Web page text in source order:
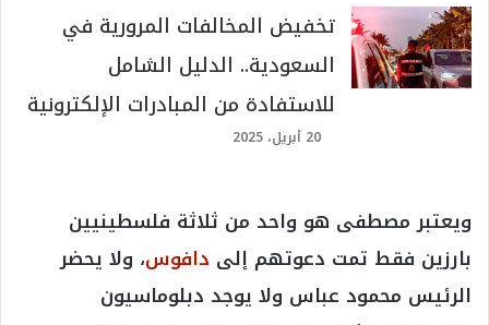
تخفيض المخالفات المرورية في
السعودية.. الدليل الشامل
للاستفادة من المبادرات الإلكترونية
20 أبريل، 2025
ويعتبر مصطفى هو واحد من ثلاثة فلسطينيين
بارزين فقط تمت دعوتهم إلى دافوس، ولا يحضر
الرئيس محمود عباس ولا يوجد دبلوماسيون